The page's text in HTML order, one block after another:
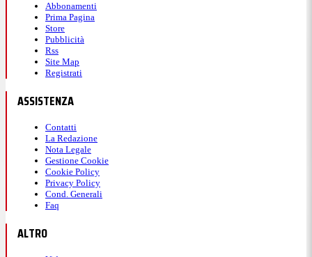
Abbonamenti
Prima Pagina
Store
Pubblicità
Rss
Site Map
Registrati
ASSISTENZA
Contatti
La Redazione
Nota Legale
Gestione Cookie
Cookie Policy
Privacy Policy
Cond. Generali
Faq
ALTRO